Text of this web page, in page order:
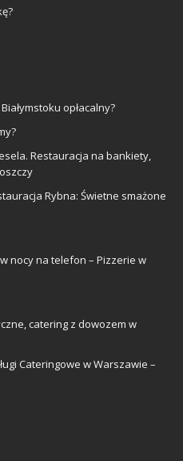
opłacalny?
Restauracja na bankiety,
Rybna: Świetne smażone
nocy na telefon – Pizzerie w
catering z dowozem w
Cateringowe w Warszawie –